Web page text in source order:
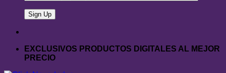
EXCLUSIVOS PRODUCTOS DIGITALES AL MEJOR
PRECIO